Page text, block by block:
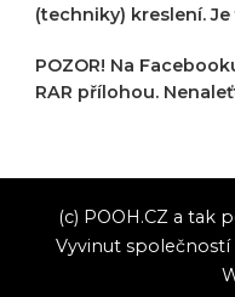
(techniky) kreslení.
POZOR! Na
RAR přílohou.
(c) POOH.CZ a tak
Vyvinut společností